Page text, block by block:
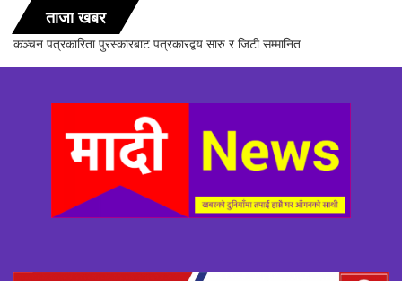
ताजा खबर
सञ्चारिका समूह गण्डकीद्धारा ‘सञ्चारमा क्वान्टम हिलिङको महत्त्व’ विषयक अन्तरक्रिया